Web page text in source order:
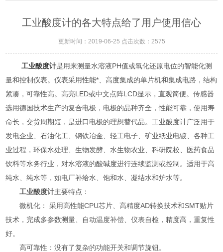
工业酸度计的各大特点给了用户使用信心
更新时间：2019-06-25 点击次数：2575
工业酸度计是用来测量水溶液PH值或氧化还原电位的智能化测
量和控制仪表。仪表采用性能*、高度集成的单片机和集成电路，结构
紧凑，可靠性高。高亮LED或中文点阵LCD显示，直观简便。传感器
选用德国技术生产的复合电极，电极的品种齐全，性能可靠，使用寿
命长，交货周期短，是进口电极的理想替代品。工业酸度计广泛用于
发电企业、石油化工、钢铁冶金、轻工电子、矿业纸业电镀、各种工
业过程，环保水处理、生物发酵、水生物农业、科研院校、医药食品
饮料等水务行业，对水溶液的酸碱度进行连续监测或控制。适用于高
纯水、纯水等，如电厂补给水、饱和水、凝结水和炉水等。
工业酸度计主要特点：
微机化： 采用高性能CPU芯片、高精度AD转换技术和SMT贴片
技术，完成多参数测量、自动温度补偿、仪表自检，精度高，重复性
好。
高可靠性：没有了复杂的功能开关和调节旋钮。